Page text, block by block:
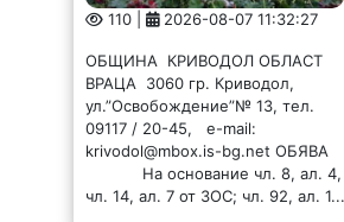
110 | 2026-08-07 11:32:27
ОБЩИНА КРИВОДОЛ ОБЛАСТ
ВРАЦА 3060 гр. Криводол,
ул.”Освобождение”№ 13, тел.
09117 / 20-45, e-mail:
krivodol@mbox.is-bg.net ОБЯВА
На основание чл. 8, ал. 4,
чл. 14, ал. 7 от ЗОС; чл. 92, ал. 1...